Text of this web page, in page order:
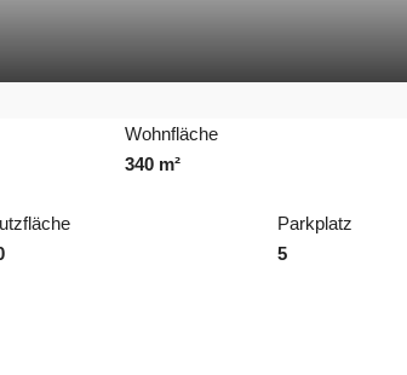
Wohnfläche
340 m²
Parkplatz
5